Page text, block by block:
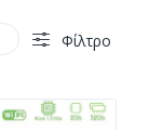
Φίλτρο